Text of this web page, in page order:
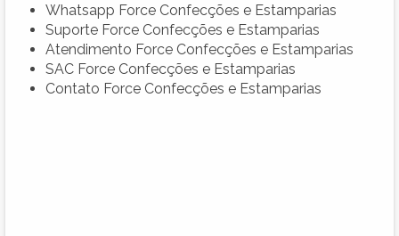
Whatsapp Force Confecções e Estamparias
Suporte Force Confecções e Estamparias
Atendimento Force Confecções e Estamparias
SAC Force Confecções e Estamparias
Contato Force Confecções e Estamparias